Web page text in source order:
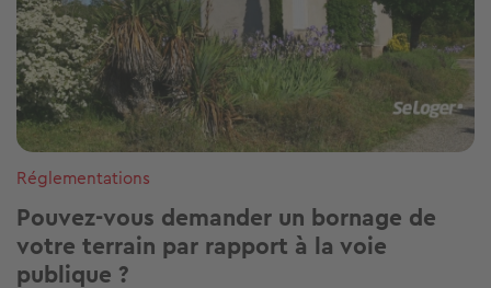
Réglementations
Pouvez-vous demander un bornage de
votre terrain par rapport à la voie
publique ?